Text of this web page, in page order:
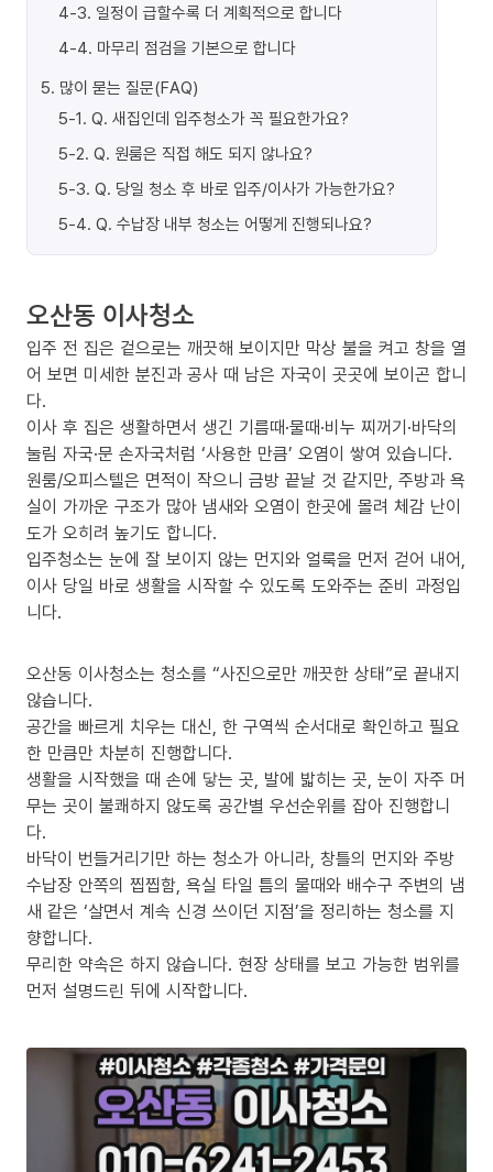
4-3. 일정이 급할수록 더 계획적으로 합니다
4-4. 마무리 점검을 기본으로 합니다
5. 많이 묻는 질문(FAQ)
5-1. Q. 새집인데 입주청소가 꼭 필요한가요?
5-2. Q. 원룸은 직접 해도 되지 않나요?
5-3. Q. 당일 청소 후 바로 입주/이사가 가능한가요?
5-4. Q. 수납장 내부 청소는 어떻게 진행되나요?
오산동 이사청소
입주 전 집은 겉으로는 깨끗해 보이지만 막상 불을 켜고 창을 열
어 보면 미세한 분진과 공사 때 남은 자국이 곳곳에 보이곤 합니
다.
이사 후 집은 생활하면서 생긴 기름때·물때·비누 찌꺼기·바닥의
눌림 자국·문 손자국처럼 ‘사용한 만큼’ 오염이 쌓여 있습니다.
원룸/오피스텔은 면적이 작으니 금방 끝날 것 같지만, 주방과 욕
실이 가까운 구조가 많아 냄새와 오염이 한곳에 몰려 체감 난이
도가 오히려 높기도 합니다.
입주청소는 눈에 잘 보이지 않는 먼지와 얼룩을 먼저 걷어 내어,
이사 당일 바로 생활을 시작할 수 있도록 도와주는 준비 과정입
니다.
오산동 이사청소는 청소를 “사진으로만 깨끗한 상태”로 끝내지
않습니다.
공간을 빠르게 치우는 대신, 한 구역씩 순서대로 확인하고 필요
한 만큼만 차분히 진행합니다.
생활을 시작했을 때 손에 닿는 곳, 발에 밟히는 곳, 눈이 자주 머
무는 곳이 불쾌하지 않도록 공간별 우선순위를 잡아 진행합니
다.
바닥이 번들거리기만 하는 청소가 아니라, 창틀의 먼지와 주방
수납장 안쪽의 찝찝함, 욕실 타일 틈의 물때와 배수구 주변의 냄
새 같은 ‘살면서 계속 신경 쓰이던 지점’을 정리하는 청소를 지
향합니다.
무리한 약속은 하지 않습니다. 현장 상태를 보고 가능한 범위를
먼저 설명드린 뒤에 시작합니다.